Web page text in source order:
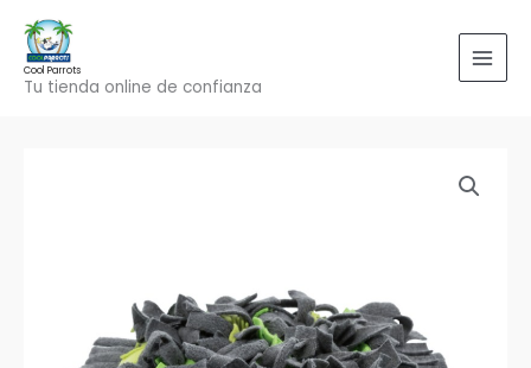
contenido
Cool Parrots
Tu tienda online de confianza